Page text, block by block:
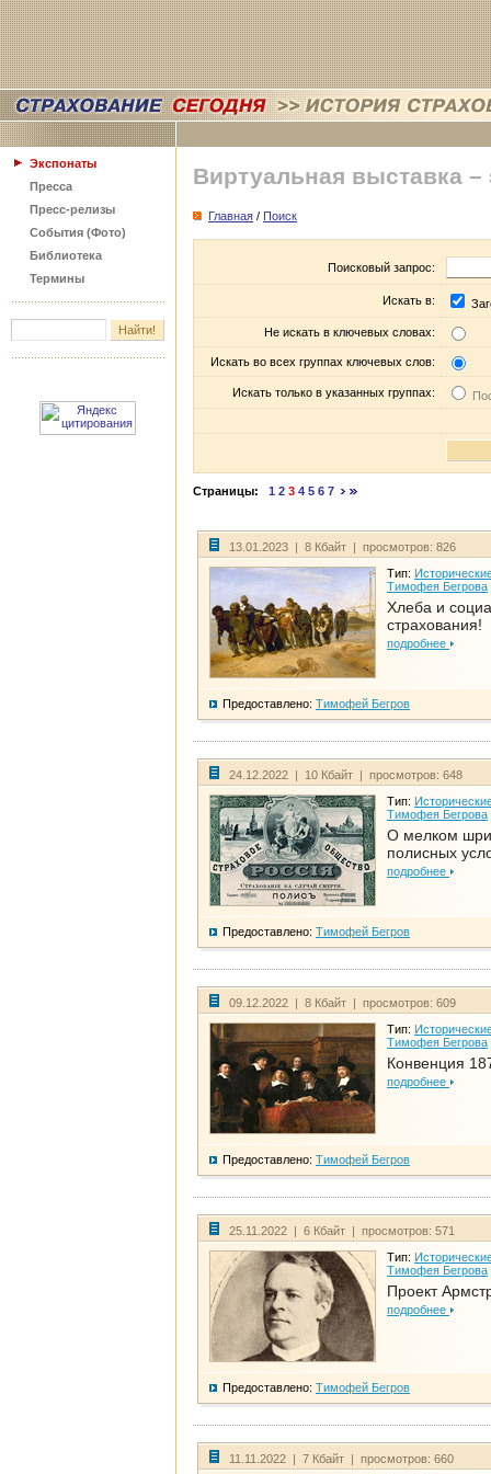
Экспонаты
Пресса
Пресс-релизы
События (Фото)
Библиотека
Термины
Виртуальная выставка –
Главная / Поиск
Поисковый запрос:
Искать в:
Не искать в ключевых словах:
Искать во всех группах ключевых слов:
Искать только в указанных группах:
Страницы: 1 2 3 4 5 6 7
13.01.2023 | 8 Кбайт | просмотров: 826
Тип:
Тимофея Бегрова
Хлеба и
страхования!
подробнее
Предоставлено: Тимофей Бегров
24.12.2022 | 10 Кбайт | просмотров: 648
Тип:
Тимофея Бегрова
О мелком
полисных
подробнее
Предоставлено: Тимофей Бегров
09.12.2022 | 8 Кбайт | просмотров: 609
Тип:
Тимофея Бегрова
Конвенция
подробнее
Предоставлено: Тимофей Бегров
25.11.2022 | 6 Кбайт | просмотров: 571
Тип:
Тимофея Бегрова
Проект
подробнее
Предоставлено: Тимофей Бегров
11.11.2022 | 7 Кбайт | просмотров: 660